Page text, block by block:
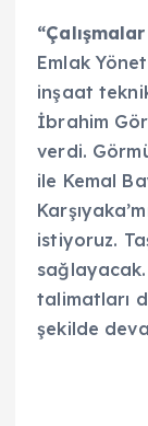
Emlak
inşaat
İbrahim
verdi.
ile Kemal
istiyoruz.
sağlayacak.
talimatları
şekilde